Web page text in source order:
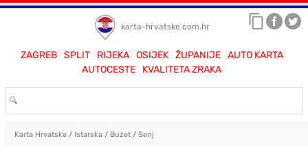
karta-hrvatske.com.hr
ZAGREB SPLIT RIJEKA OSIJEK ŽUPANIJE
AUTO KARTA
AUTOCESTE
KVALITETA ZRAKA
Karta Hrvatske/ Istarska/ Buzet/ Senj